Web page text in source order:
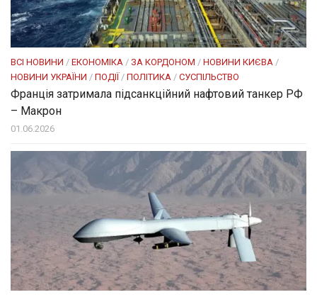
ВСІ НОВИНИ / ЕКОНОМІКА / ЗА КОРДОНОМ / НОВИНИ КИЄВА /
НОВИНИ УКРАЇНИ / ПОДІЇ / ПОЛІТИКА / СУСПІЛЬСТВО
Франція затримала підсанкційний нафтовий танкер РФ
– Макрон
01.06.2026